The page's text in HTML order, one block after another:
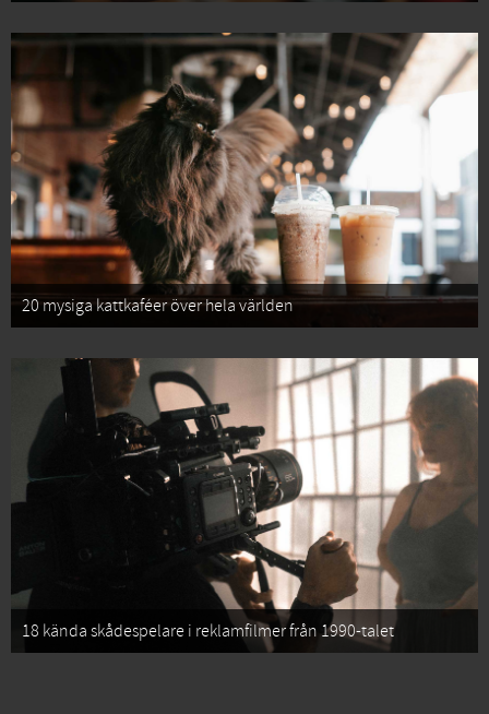
20 mysiga kattkaféer över hela världen
18 kända skådespelare i reklamfilmer från 1990-talet